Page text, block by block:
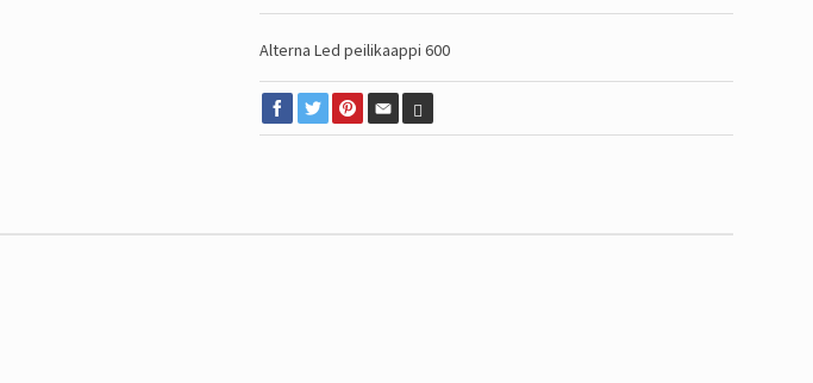
Alterna Led peilikaappi 600